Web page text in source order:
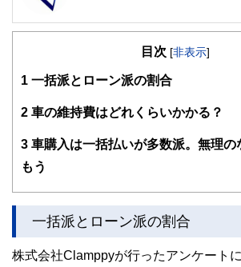
FinancialField編集部は、金融、経済
知識がない方でも理解できるようわ
得者を中心に「お金や暮らし」に関す
験者で構成され、企画立案から記事掲
ドバイザー、DCプランナー、公認会
士、行政書士、投資アナリスト、キ
ど150名以上の有資格者を執筆者・監
をわかりやすく発信している点です。
目次 [非表示]
1 一括派とローン派の割合
2 車の維持費はどれくらいかかる？
3 車購入は一括払いが多数派。無理の
もう
一括派とローン派の割合
株式会社Clamppyが行ったアンケート